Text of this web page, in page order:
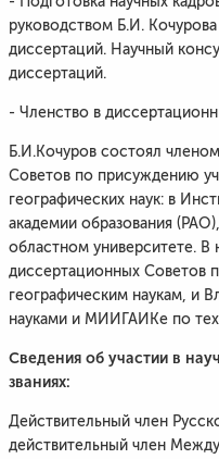
руководством Б.И.
диссертаций. Научный
диссертаций.
- Членство в
Б.И.Кочуров состоял
Советов по присуждению
географических наук: в
академии образования
областном университете.
диссертационных Советов
географическим наукам, и
науками и МИИГАИКе по
Сведения об участии в
званиях:
Действительный член
действительный член